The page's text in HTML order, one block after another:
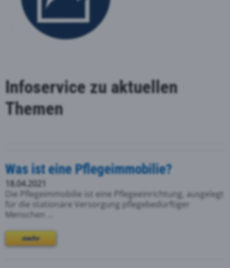
Infoservice zu aktuellen
Themen
Was ist eine Pflegeimmobilie?
18.04.2021
Die Pflegeimmobilie ist eine Pflegeeinrichtung, ausgelegt
für die stationäre Versorgung pflegebedürftiger
Menschen ...
mehr